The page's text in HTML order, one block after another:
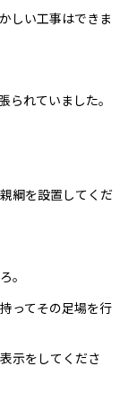
しい工事はできま
られていました。
綱を設置してくだ
。
ってその足場を行
示をしてくださ